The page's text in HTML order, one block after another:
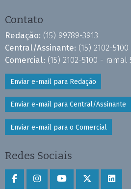
Contato
Redação: (15) 99789-3913
Central/Assinante: (15) 2102-
Comercial: (15) 2102-5100 - ramal
Enviar e-mail para Redação
Enviar e-mail para Central/Assinante
Enviar e-mail para o Comercial
Redes Sociais